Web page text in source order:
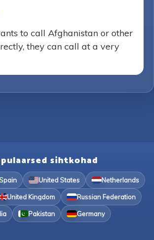
to call Afghanistan or other
they can call at a very
sihtkohad
United States Netherlands
United Kingdom Russian Federation
Pakistan Germany